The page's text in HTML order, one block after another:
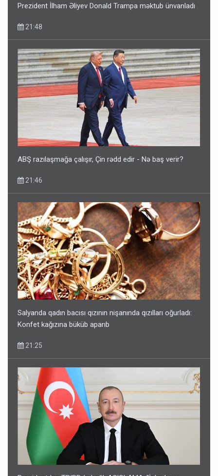
Prezident İlham Əliyev Donald Trampa məktub ünvanladı
21:48
ABŞ razılaşmağa çalışır, Çin rədd edir - Nə baş verir?
21:46
Salyanda qadın bacısı qızının nişanında qızılları oğurladı:
Konfet kağızına büküb aparıb
21:25